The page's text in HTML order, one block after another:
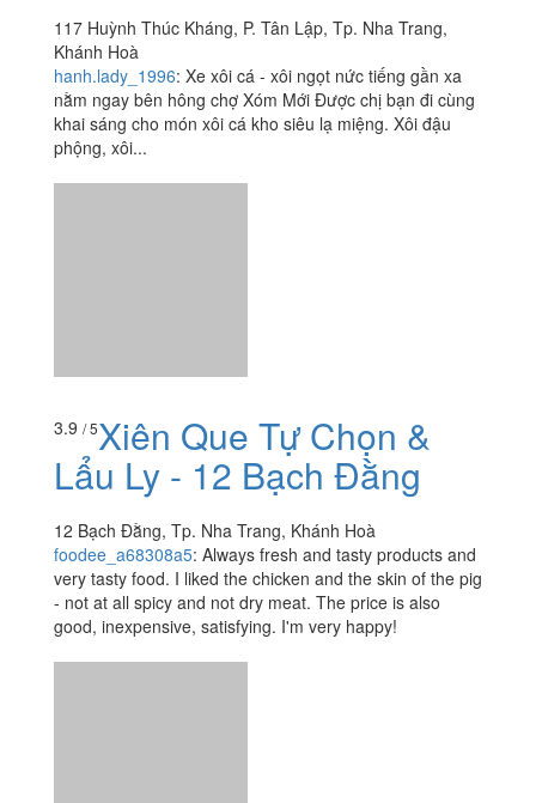
117 Huỳnh Thúc Kháng, P. Tân Lập, Tp. Nha Trang,
Khánh Hoà
hanh.lady_1996: Xe xôi cá - xôi ngọt nức tiếng gần xa
nằm ngay bên hông chợ Xóm Mới Được chị bạn đi cùng
khai sáng cho món xôi cá kho siêu lạ miệng. Xôi đậu
phộng, xôi...
3.9 / 5Xiên Que Tự Chọn &
Lẩu Ly - 12 Bạch Đằng
12 Bạch Đằng, Tp. Nha Trang, Khánh Hoà
foodee_a68308a5: Always fresh and tasty products and
very tasty food. I liked the chicken and the skin of the pig
- not at all spicy and not dry meat. The price is also
good, inexpensive, satisfying. I'm very happy!